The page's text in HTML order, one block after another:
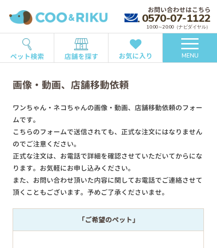
お問い合わせはこちら
0570-07-1122
10:00～20:00（ナビダイヤル）
ペット検索 店舗を探す お気に入り MENU
画像・動画、店舗移動依頼
ワンちゃん・ネコちゃんの画像・動画、店舗移動依頼のフォー
ムです。
こちらのフォームで送信されても、正式な注文にはなりません
のでご注意ください。
正式な注文は、お電話で詳細を確認させていただいてからにな
ります。お気軽にお申し込みください。
また、お問い合わせ頂いた内容に関してお電話でご連絡させて
頂くこともございます。予めご了承くださいませ。
「ご希望のペット」